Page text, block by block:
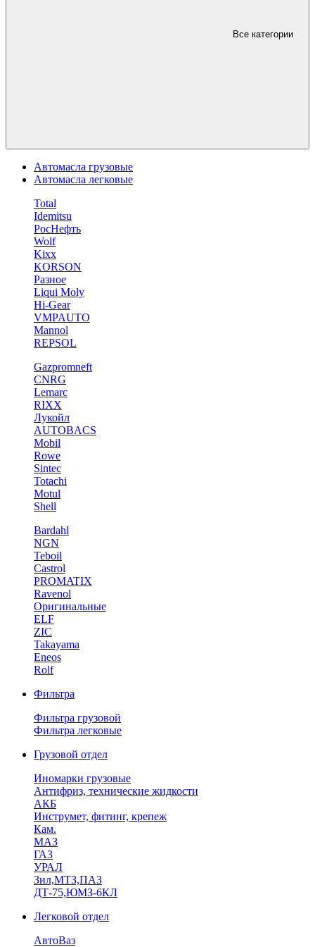
Все категории
Автомасла грузовые
Автомасла легковые
Total
Idemitsu
РосНефть
Wolf
Kixx
KORSON
Разное
Liqui Moly
Hi-Gear
VMPAUTO
Mannol
REPSOL
Gazpromneft
CNRG
Lemarc
RIXX
Лукойл
AUTOBACS
Mobil
Rowe
Sintec
Totachi
Motul
Shell
Bardahl
NGN
Teboil
Castrol
PROMATIX
Ravenol
Оригинальные
ELF
ZIC
Takayama
Eneos
Rolf
Фильтра
Фильтра грузовой
Фильтра легковые
Грузовой отдел
Иномарки грузовые
Антифриз, технические жидкости
АКБ
Инструмет, фитинг, крепеж
Кам.
МАЗ
ГА3
УРАЛ
Зил,МТЗ,ПАЗ
ДТ-75,ЮМЗ-6КЛ
Легковой отдел
АвтоВаз